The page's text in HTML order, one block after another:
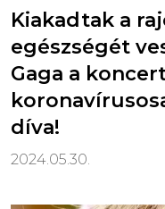
Kiakadtak a
egészségét
Gaga a
díva!
2024.05.30.